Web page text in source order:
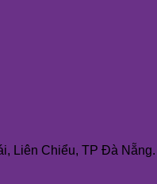
Liên Chiểu, TP Đà Nẵng.